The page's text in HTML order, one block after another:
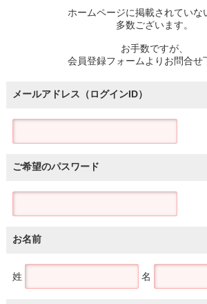
ホームページに掲載されていな
多数ございます。
お手数ですが、
会員登録フォームよりお問合せ
メールアドレス（ログインID）
ご希望のパスワード
お名前
姓 名